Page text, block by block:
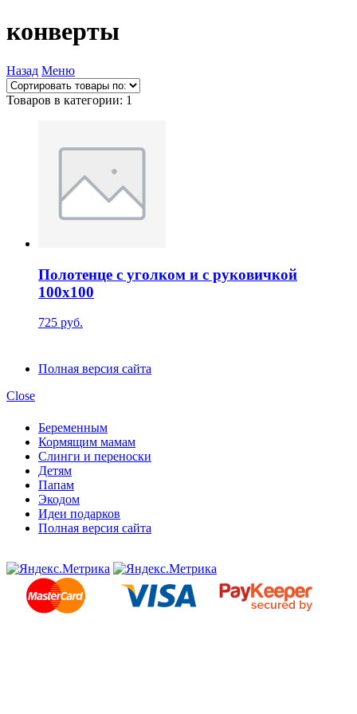
конверты
Назад Меню
Товаров в категории: 1
Полотенце с уголком и с руковичкой
100х100
725 руб.
Полная версия сайта
Close
Беременным
Кормящим мамам
Слинги и переноски
Детям
Папам
Экодом
Идеи подарков
Полная версия сайта